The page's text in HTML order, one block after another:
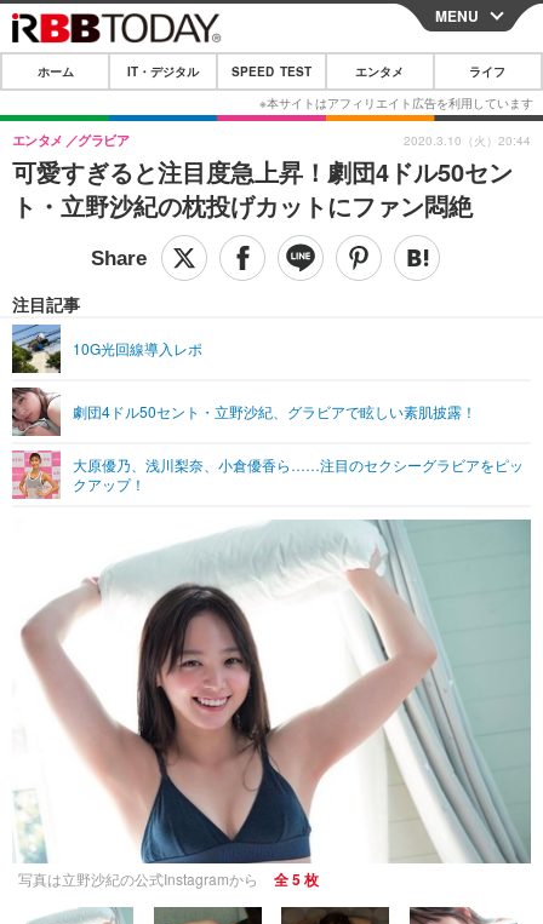
CLOSE
ホーム
IT・デジタル
IT・デジタルTOP スマートフォン
ショッピング その他
SPEED TEST
エンタメTOP 映画・ドラマ
グラビア ブログ
ショッピング その他
ライフTOP
リリース一覧
プッシュ通知の停止方法
MENU
ホーム IT・デジタル SPEED TEST エンタメ ライフ
可愛すぎると注目度急上昇！劇団4ドル50セン
ト・立野沙紀の枕投げカットにファン悶絶
エンタメ グラビア
注目記事
10G光回線導入レポ
劇団4ドル50セント・立野沙紀、グラビアで眩しい素肌披露！
大原優乃、浅川梨奈、小倉優香ら……注目のセクシーグラビアをピッ
クアップ！
2020.3.10（火）20:44
写真は立野沙紀の公式Instagramから 全 5 枚